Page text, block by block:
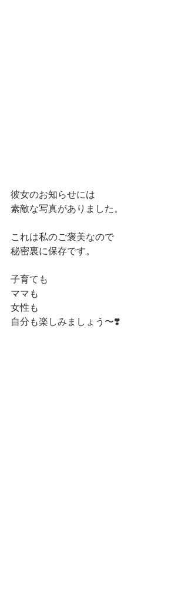
彼女のお知らせには
素敵な写真がありました。
これは私のご褒美なので
秘密裏に保存です。
子育ても
ママも
女性も
自分も楽しみましょう〜❣️